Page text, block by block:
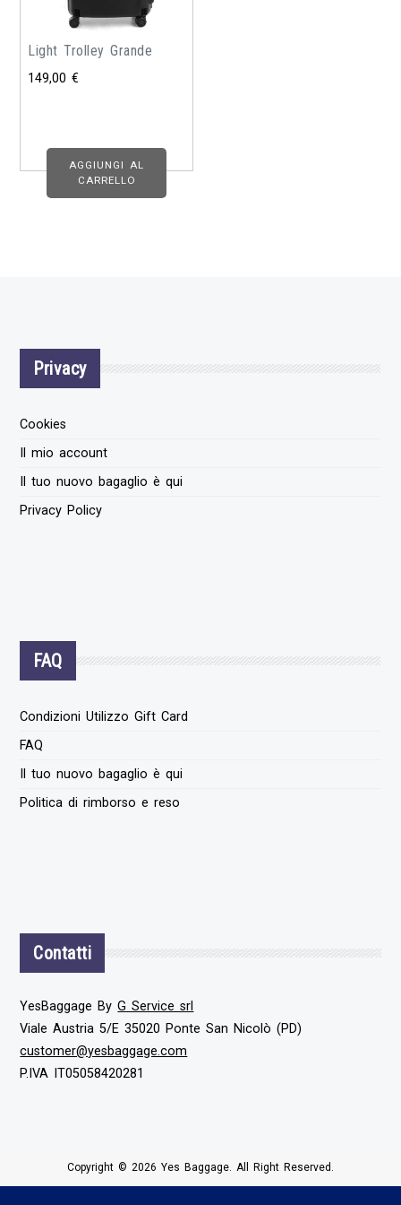
Light Trolley Grande
149,00€
AGGIUNGI AL
CARRELLO
Privacy
Cookies
Il mio account
Il tuo nuovo bagaglio è qui
Privacy Policy
FAQ
Condizioni Utilizzo Gift Card
FAQ
Il tuo nuovo bagaglio è qui
Politica di rimborso e reso
Contatti
YesBaggage ByG Service srl
Viale Austria 5/E 35020 Ponte San Nicolò (PD)
customer@yesbaggage.com
P.IVA IT05058420281
Copyright © 2026 Yes Baggage. All Right Reserved.